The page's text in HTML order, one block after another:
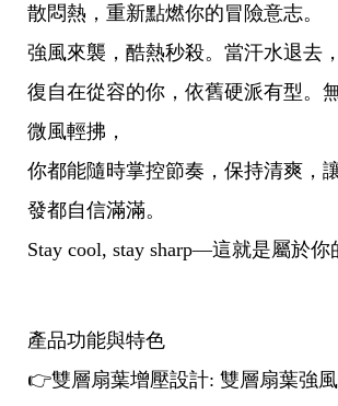
散悶熱，重新點燃你的冒險意志。
強風來襲，酷熱秒殺。當汗水退去
復自在從容的你，依舊硬派有型。
微風輕拂，
你都能隨時掌控節奏，保持清爽，
發都自信滿滿。
Stay cool, stay sharp—這就是屬於你
產品功能與特色
👉雙層扇葉增壓設計: 雙層扇葉強